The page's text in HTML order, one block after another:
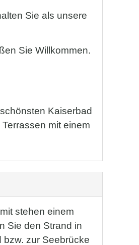
Sie als unsere
Sie Willkommen.
schönsten Kaiserbad
mit einem
stehen einem
Sie den Strand in
bzw. zur Seebrücke